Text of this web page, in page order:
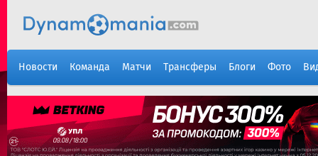
Новости Команда Матчи Трансферы Блоги Фото